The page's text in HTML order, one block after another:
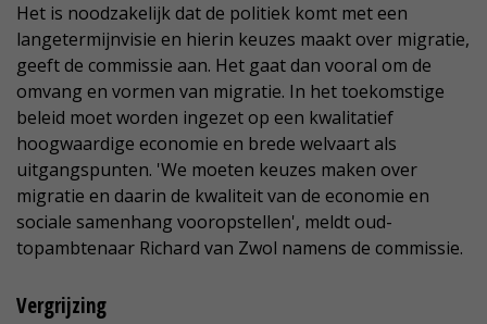
Het is noodzakelijk dat de politiek komt met een
langetermijnvisie en hierin keuzes maakt over migratie,
geeft de commissie aan. Het gaat dan vooral om de
omvang en vormen van migratie. In het toekomstige
beleid moet worden ingezet op een kwalitatief
hoogwaardige economie en brede welvaart als
uitgangspunten. 'We moeten keuzes maken over
migratie en daarin de kwaliteit van de economie en
sociale samenhang vooropstellen', meldt oud-
topambtenaar Richard van Zwol namens de commissie.
Vergrijzing